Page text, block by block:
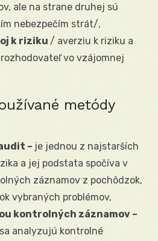
ale na strane druhej sú
nebezpečím strát/,
k riziku / averziu k riziku a
vo vzájomnej
metódy
– je jednou z najstarších
a jej podstata spočíva v
záznamov z pochôdzok,
vybraných problémov,
kontrolných záznamov –
analyzujú kontrolné